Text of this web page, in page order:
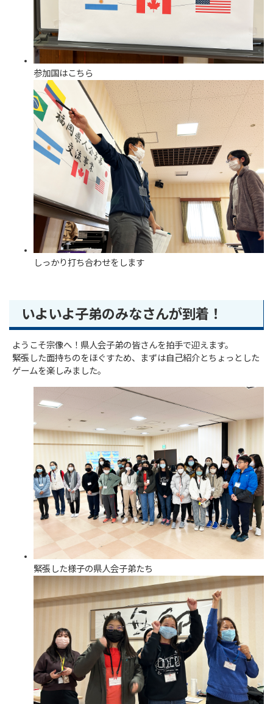
参加国はこちら
しっかり打ち合わせをします
いよいよ子弟のみなさんが到着！
ようこそ宗像へ！県人会子弟の皆さんを拍手で迎えます。
緊張した面持ちのをほぐすため、まずは自己紹介とちょっとした
ゲームを楽しみました。
緊張した様子の県人会子弟たち